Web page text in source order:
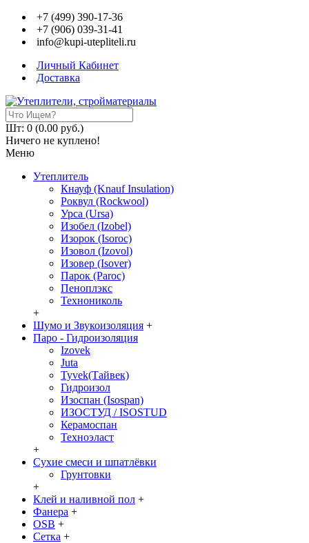
+7 (499) 390-17-36
+7 (906) 039-31-41
info@kupi-utepliteli.ru
Личный Кабинет
Доставка
Шт: 0 (0.00 руб.)
Ничего не куплено!
Меню
Утеплитель
Кнауф (Knauf Insulation)
Роквул (Rockwool)
Урса (Ursa)
Изобел (Izobel)
Изорок (Isoroc)
Изовол (Izovol)
Изовер (Isover)
Парок (Paroс)
Пеноплэкс
Технониколь
+
Шумо и Звукоизоляция +
Паро - Гидроизоляция
Izovek
Juta
Tyvek(Тайвек)
Гидроизол
Изоспан (Isospan)
ИЗОСТУД / ISOSTUD
Керамоспан
Техноэласт
+
Сухие смеси и шпатлёвки
Грунтовки
+
Клей и наливной пол +
Фанера +
OSB +
Сетка +